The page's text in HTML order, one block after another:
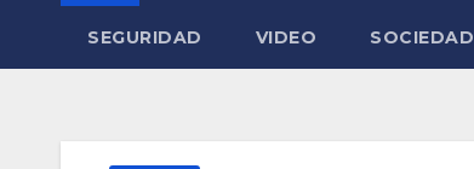
SEGURIDAD VIDEO SOCIEDAD